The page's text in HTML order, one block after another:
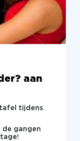
aan
tijdens
de gangen